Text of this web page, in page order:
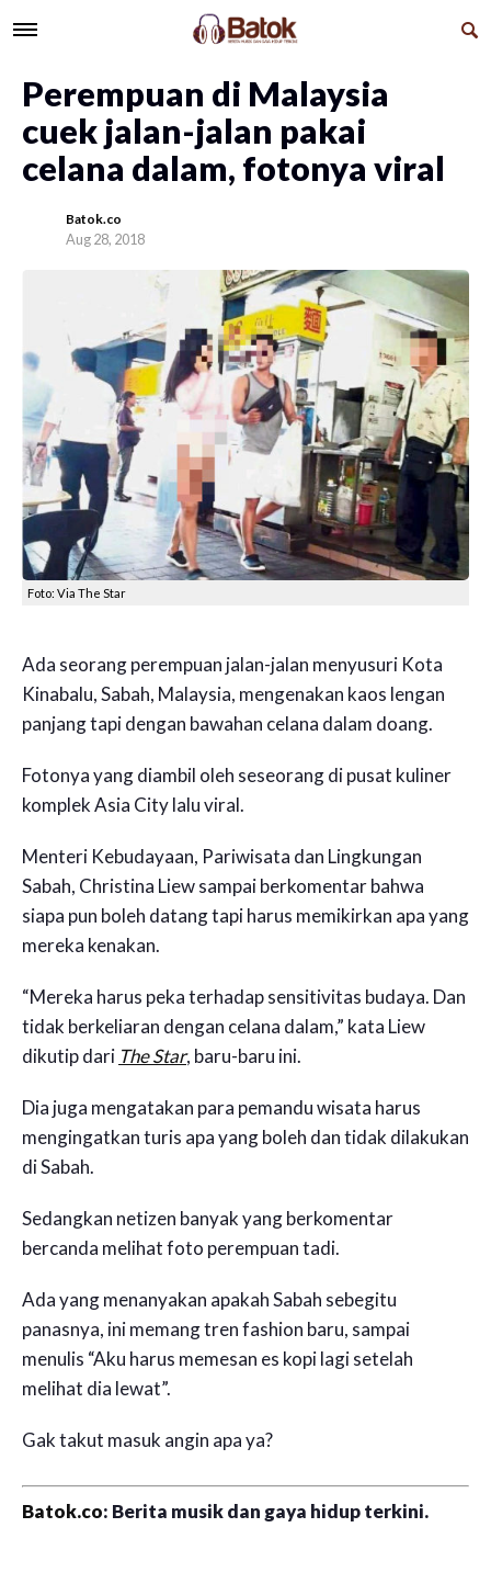
Perempuan di Malaysia
cuek jalan-jalan pakai
celana dalam, fotonya viral
Batok.co
Aug 28, 2018
Foto: Via The Star
Ada seorang perempuan jalan-jalan menyusuri Kota
Kinabalu, Sabah, Malaysia, mengenakan kaos lengan
panjang tapi dengan bawahan celana dalam doang.
Fotonya yang diambil oleh seseorang di pusat kuliner
komplek Asia City lalu viral.
Menteri Kebudayaan, Pariwisata dan Lingkungan
Sabah, Christina Liew sampai berkomentar bahwa
siapa pun boleh datang tapi harus memikirkan apa yang
mereka kenakan.
“Mereka harus peka terhadap sensitivitas budaya. Dan
tidak berkeliaran dengan celana dalam,” kata Liew
dikutip dari The Star, baru-baru ini.
Dia juga mengatakan para pemandu wisata harus
mengingatkan turis apa yang boleh dan tidak dilakukan
di Sabah.
Sedangkan netizen banyak yang berkomentar
bercanda melihat foto perempuan tadi.
Ada yang menanyakan apakah Sabah sebegitu
panasnya, ini memang tren fashion baru, sampai
menulis “Aku harus memesan es kopi lagi setelah
melihat dia lewat”.
Gak takut masuk angin apa ya?
Batok.co: Berita musik dan gaya hidup terkini.